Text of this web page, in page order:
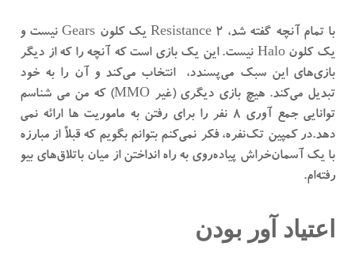
با تمام آنچه گفته شد، Resistance 2 یک کلون Gears نیست و
یک کلون Halo نیست. این یک بازی است که آنچه را که از دیگر
بازی‌های این سبک می‌پسندد، انتخاب می‌کند و آن را به خود
تبدیل می‌کند. هیچ بازی دیگری (غیر MMO) که من می شناسم
توانایی جمع آوری 8 نفر را برای رفتن به ماموریت ها ارائه نمی
دهد.در کمپین تک‌نفره، فکر نمی‌کنم بتوانم بگویم که قبلاً از مبارزه
با یک آسمان‌خراش پیاده‌روی به راه انداختن از میان باتلاق‌های بیو
رفته‌ام.
اعتیاد آور بودن